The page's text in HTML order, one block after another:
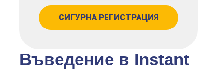
Въведение в Instant
СИГУРНА РЕГИСТРАЦИЯ